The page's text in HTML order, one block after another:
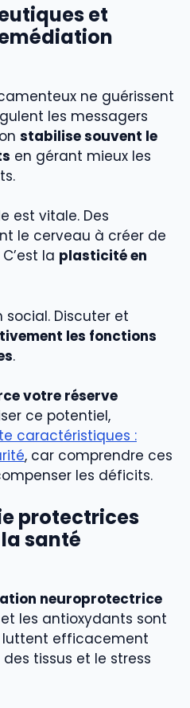
et
ne guérissent
les messagers
stabilise souvent le
en gérant mieux les
est vitale. Des
le cerveau à créer de
la plasticité en
social. Discuter et
les fonctions
.
votre réserve
ce potentiel,
caractéristiques :
, car comprendre ces
les déficits.
protectrices
santé
neuroprotectrice
les antioxydants sont
luttent efficacement
tissus et le stress